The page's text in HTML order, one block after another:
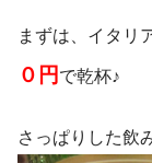
まずは、イタリ
０円 で乾杯♪
さっぱりした飲